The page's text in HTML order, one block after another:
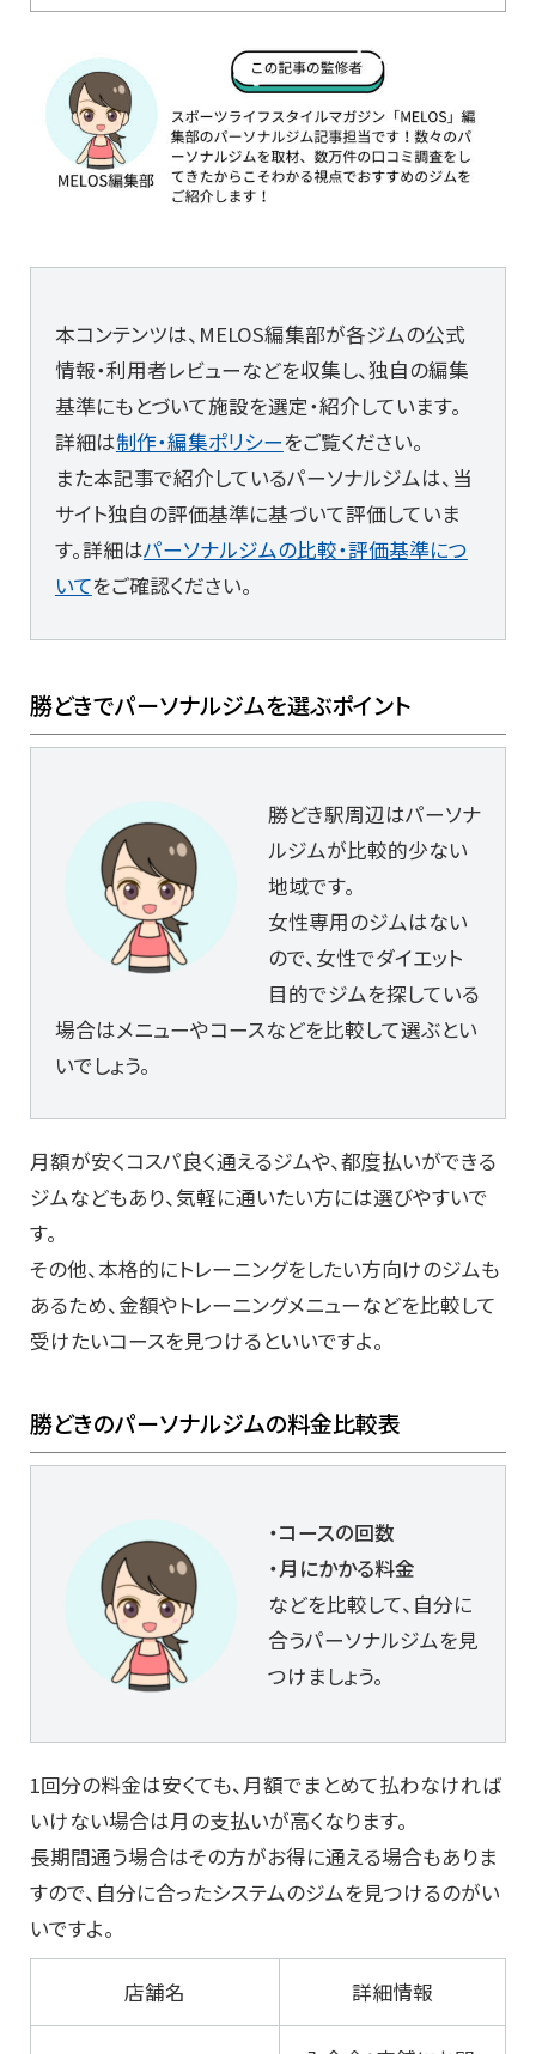
本コンテンツは、MELOS編集部が各ジムの公式
情報・利用者レビューなどを収集し、独自の編集
基準にもとづいて施設を選定・紹介しています。
詳細は制作・編集ポリシーをご覧ください。
また本記事で紹介しているパーソナルジムは、当
サイト独自の評価基準に基づいて評価していま
す。詳細はパーソナルジムの比較・評価基準につ
いてをご確認ください。
勝どきでパーソナルジムを選ぶポイント
勝どき駅周辺はパーソナ
ルジムが比較的少ない
地域です。
女性専用のジムはない
ので、女性でダイエット
目的でジムを探している
場合はメニューやコースなどを比較して選ぶとい
いでしょう。
月額が安くコスパ良く通えるジムや、都度払いができる
ジムなどもあり、気軽に通いたい方には選びやすいで
す。
その他、本格的にトレーニングをしたい方向けのジムも
あるため、金額やトレーニングメニューなどを比較して
受けたいコースを見つけるといいですよ。
勝どきのパーソナルジムの料金比較表
・コースの回数
・月にかかる料金
などを比較して、自分に
合うパーソナルジムを見
つけましょう。
1回分の料金は安くても、月額でまとめて払わなければ
いけない場合は月の支払いが高くなります。
長期間通う場合はその方がお得に通える場合もありま
すので、自分に合ったシステムのジムを見つけるのがい
いですよ。
店舗名 詳細情報